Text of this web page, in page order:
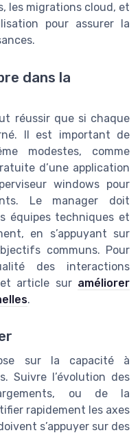
les migrations cloud, et
pour assurer la
dans la
réussir que si chaque
Il est important de
modestes, comme
d’une application
windows pour
Le manager doit
équipes techniques et
en s’appuyant sur
communs. Pour
des interactions
article sur améliorer
.
sur la capacité à
Suivre l’évolution des
ou de la
rapidement les axes
s’appuyer sur des